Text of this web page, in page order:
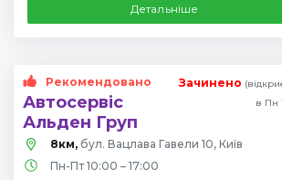
Детальніше
Рекомендовано
Автосервіс
Альден Груп
Зачинено
в Пн
8км, бул. Вацлава Гавели 10, Київ
Пн-Пт 10:00 – 17:00